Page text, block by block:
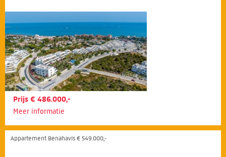
Prijs € 486.000,-
Meer informatie
Appartement Benahavís € 549.000,-